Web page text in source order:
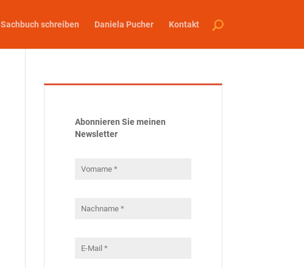
Sachbuch schreiben Daniela Pucher Kontakt
Abonnieren Sie meinen
Newsletter